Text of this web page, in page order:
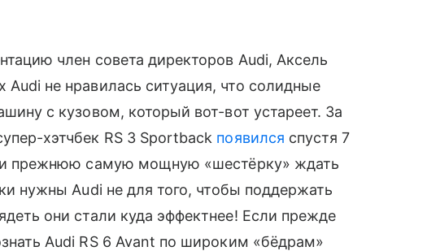
член совета директоров Audi, Аксель
не нравилась ситуация, что солидные
с кузовом, который вот-вот устареет. За
хэтчбек RS 3 Sportback появился спустя 7
и прежнюю самую мощную «шестёрку» ждать
нужны Audi не для того, чтобы поддержать
они стали куда эффектнее! Если прежде
Audi RS 6 Avant по широким «бёдрам»